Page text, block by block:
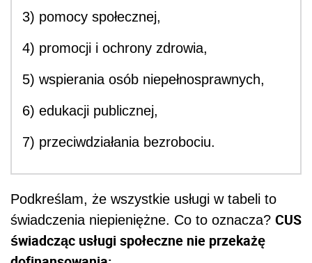
3) pomocy społecznej,
4) promocji i ochrony zdrowia,
5) wspierania osób niepełnosprawnych,
6) edukacji publicznej,
7) przeciwdziałania bezrobociu.
Podkreślam, że wszystkie usługi w tabeli to
świadczenia niepieniężne. Co to oznacza? CUS
świadcząc usługi społeczne nie przekażę